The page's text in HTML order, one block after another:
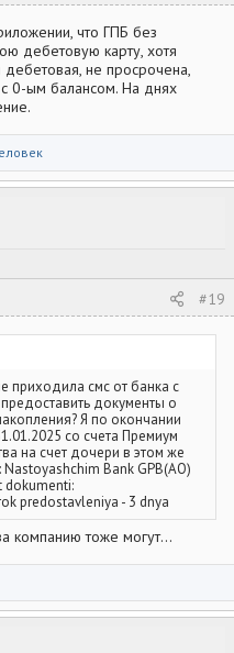
что ГПБ без
дебетовую карту, хотя
дебетовая, не просрочена,
0-ым балансом. На днях
#19
приходила смс от банка с
документы о
Я по окончании
со счета Премиум
на счет дочери в этом же
Bank GPB(AO)
dokumenti:
predostavleniya - 3 dnya
компанию тоже могут...